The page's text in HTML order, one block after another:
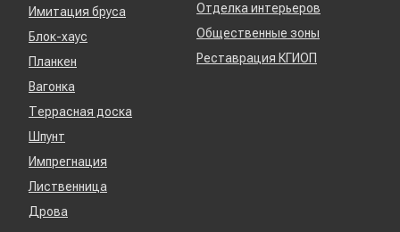
Имитация бруса
Блок-хаус
Планкен
Вагонка
Террасная доска
Шпунт
Импрегнация
Лиственница
Дрова
Отделка интерьеров
Общественные зоны
Реставрация КГИОП